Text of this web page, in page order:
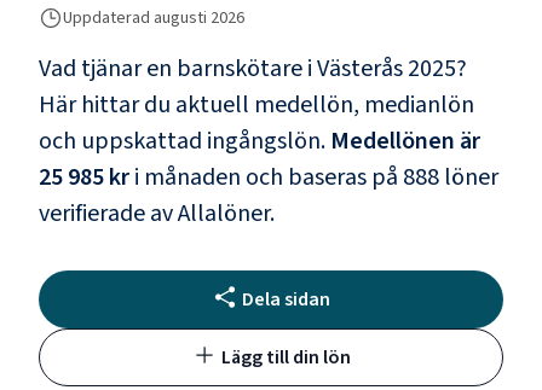
Uppdaterad augusti 2026
Vad tjänar en barnskötareiVästerås2025?
Här hittar du aktuell medellön, medianlön
och uppskattad ingångslön. Medellönen är
25 985 kri månaden och baseras på 888 löner
verifierade av Allalöner.
Dela sidan
Lägg till din lön